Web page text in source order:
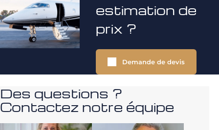
estimation de
prix ?
Demande de devis
Des questions ?
Contactez notre équipe